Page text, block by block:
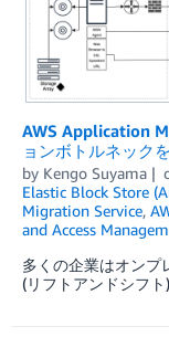
AWS Application
ョンボトルネック
by Kengo Suyama
Elastic Block Store
Migration Service,
and Access
多くの企業はオンプ
(リフトアンドシフ